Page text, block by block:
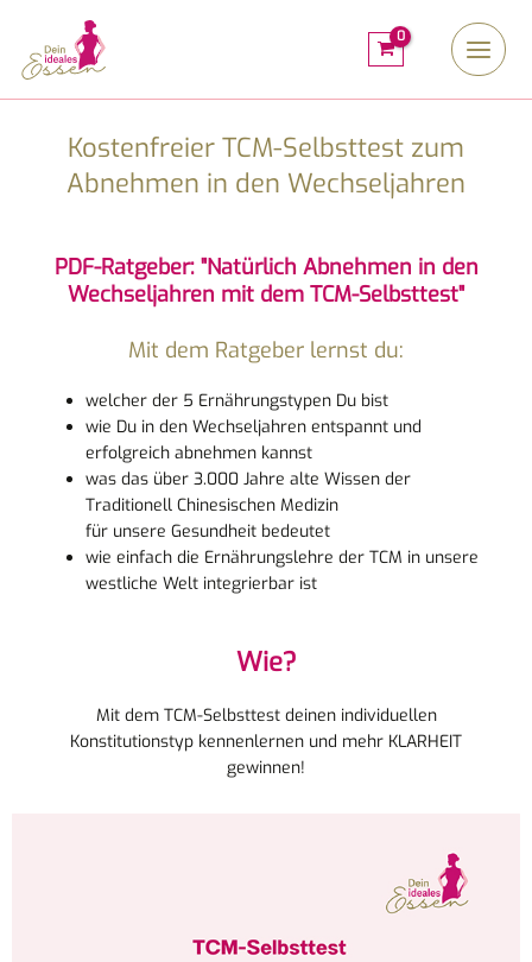
springen
Kostenfreier TCM-Selbsttest zum
Abnehmen in den Wechseljahren
PDF-Ratgeber: "Natürlich Abnehmen in den
Wechseljahren mit dem TCM-Selbsttest"
Mit dem Ratgeber lernst du:
welcher der 5 Ernährungstypen Du bist
wie Du in den Wechseljahren entspannt und
erfolgreich abnehmen kannst
was das über 3.000 Jahre alte Wissen der
Traditionell Chinesischen Medizin
für unsere Gesundheit bedeutet
wie einfach die Ernährungslehre der TCM in unsere
westliche Welt integrierbar ist
Wie?
Mit dem TCM-Selbsttest deinen individuellen
Konstitutionstyp kennenlernen und mehr KLARHEIT
gewinnen!